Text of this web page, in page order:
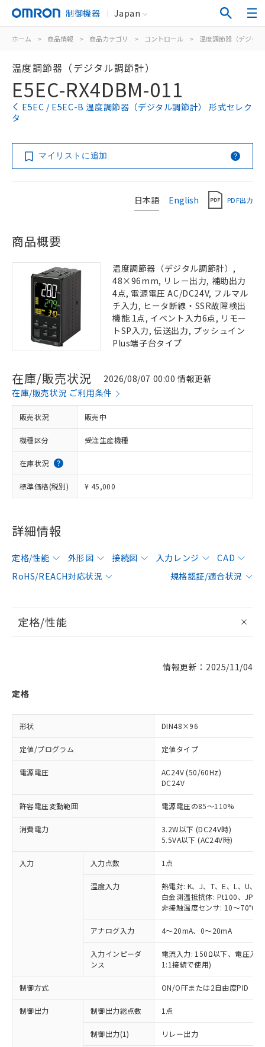
制御機器 Japan
ホーム > 商品情報 > 商品カテゴリ > コントロール > 温度調節器（デジタ
温度調節器（デジタル調節計）
E5EC-RX4DBM-011
E5EC / E5EC-B 温度調節器（デジタル調節計） 形式セレク
タ
マイリストに追加
日本語 English PDF出力
商品概要
温度調節器（デジタル調節計）,
48×96mm, リレー出力, 補助出力
4点, 電源電圧 AC/DC24V, フルマル
チ入力, ヒータ断線・SSR故障検出
機能 1点, イベント入力6点, リモー
トSP入力, 伝送出力, プッシュイン
Plus端子台タイプ
在庫/販売状況
2026/08/07 00:00 情報更新
在庫/販売状況 ご利用条件
販売状況 販売中
機種区分 受注生産機種
在庫状況
標準価格(税別) ¥ 45,000
詳細情報
定格/性能 外形図 接続図 入力レンジ
CAD
RoHS/REACH対応状況
規格認証/適合状況
定格/性能
情報更新：2025/11/04
定格
形状 DIN48×96
定値/プログラム 定値タイプ
電源電圧
AC24V (50/60Hz)
DC24V
許容電圧変動範囲 電源電圧の85～110%
消費電力
3.2W以下 (DC24V時)
5.5VA以下 (AC24V時)
入力 入力点数 1点
温度入力
熱電対: K、J、T、E、L、U、
白金測温抵抗体: Pt100、
非接触温度センサ: 10～70℃
アナログ入力 4～20mA、0～20mA
入力インピーダ
ンス
電流入力: 150Ω以下、電圧入
1:1接続で使用)
制御方式 ON/OFFまたは2自由度PID（
制御出力 制御出力総点数 1点
制御出力(1) リレー出力